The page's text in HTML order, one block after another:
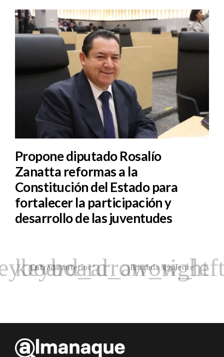
Propone diputado Rosalío
Zanatta reformas a la
Constitución del Estado para
fortalecer la participación y
desarrollo de las juventudes
Entrada anterior Entrada siguiente